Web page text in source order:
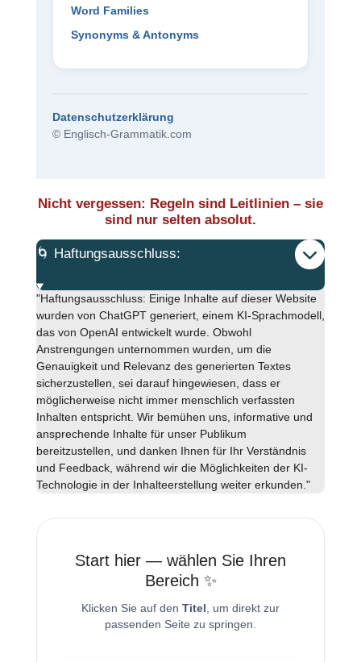
Word Families
Synonyms & Antonyms
Datenschutzerklärung
© Englisch-Grammatik.com
Nicht vergessen: Regeln sind Leitlinien – sie
sind nur selten absolut.
🌀 Haftungsausschluss:
"Haftungsausschluss: Einige Inhalte auf dieser Website
wurden von ChatGPT generiert, einem KI-Sprachmodell,
das von OpenAI entwickelt wurde. Obwohl
Anstrengungen unternommen wurden, um die
Genauigkeit und Relevanz des generierten Textes
sicherzustellen, sei darauf hingewiesen, dass er
möglicherweise nicht immer menschlich verfassten
Inhalten entspricht. Wir bemühen uns, informative und
ansprechende Inhalte für unser Publikum
bereitzustellen, und danken Ihnen für Ihr Verständnis
und Feedback, während wir die Möglichkeiten der KI-
Technologie in der Inhalteerstellung weiter erkunden."
Start hier — wählen Sie Ihren
Bereich ✨
Klicken Sie auf den Titel , um direkt zur
passenden Seite zu springen.